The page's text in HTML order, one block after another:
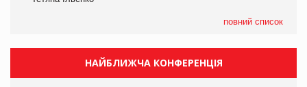
повний список
НАЙБЛИЖЧА КОНФЕРЕНЦІЯ